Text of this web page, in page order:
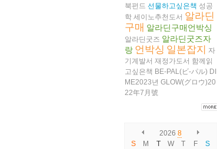
북펀드 선물하고싶은책 성공
학 세이노추천도서 알라딘
구매 알라딘구매언박싱
알라딘굿즈 알라딘굿즈자
랑 언박싱 일본잡지 자
기계발서 재정가도서 함께읽
고싶은책 BE-PAL(ビ-パル) DI
ME2023년 GLOW(グロウ)20
22年7月號
2026 8
S
M T W T F
S